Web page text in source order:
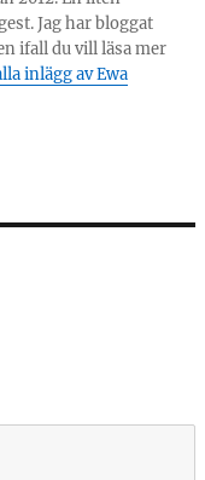
Jag har bloggat
ifall du vill läsa mer
inlägg av Ewa